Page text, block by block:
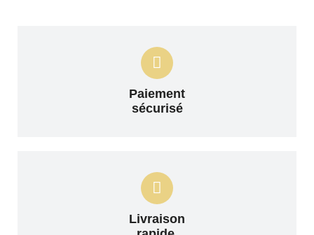
Paiement
sécurisé
Livraison